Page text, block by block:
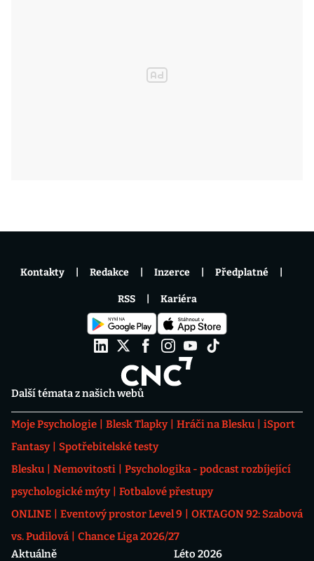
Další témata z našich webů
Moje Psychologie Blesk Tlapky Hráči na Blesku
iSport
Fantasy
Spotřebitelské testy
Blesku
Nemovitosti
Psychologika - podcast rozbíjející
psychologické mýty
Fotbalové přestupy
ONLINE
Eventový prostor Level 9
OKTAGON 92: Szabová
vs. Pudilová
Chance Liga 2026/27
Aktuálně
Léto 2026
Kontakty Redakce Inzerce Předplatné
RSS Kariéra